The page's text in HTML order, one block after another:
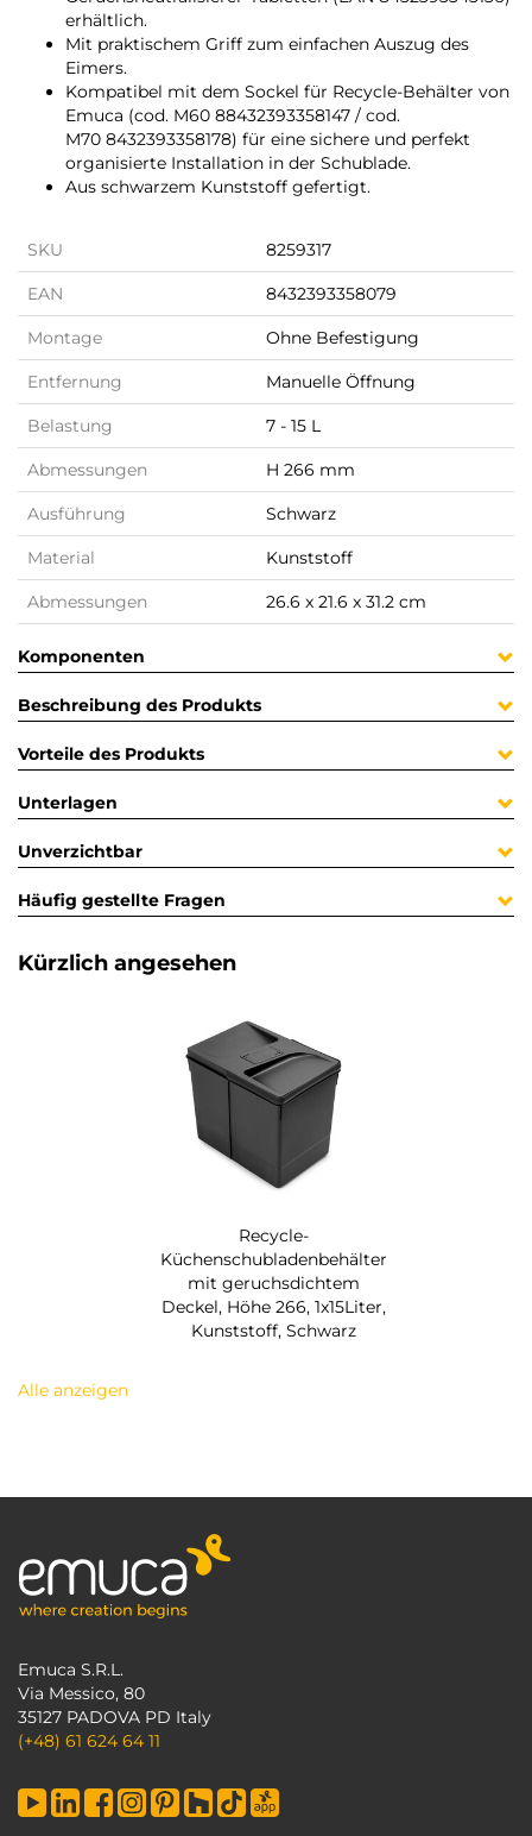
erhältlich.
Mit praktischem Griff zum einfachen Auszug des
Eimers.
Kompatibel mit dem Sockel für Recycle-Behälter von
Emuca (cod. M60 88432393358147 / cod.
M70 8432393358178) für eine sichere und perfekt
organisierte Installation in der Schublade.
Aus schwarzem Kunststoff gefertigt.
SKU 8259317
EAN 8432393358079
Montage Ohne Befestigung
Entfernung Manuelle Öffnung
Belastung 7 - 15 L
Abmessungen H 266 mm
Ausführung Schwarz
Material Kunststoff
Abmessungen 26.6 x 21.6 x 31.2 cm
Komponenten
Beschreibung des Produkts
Vorteile des Produkts
Unterlagen
Unverzichtbar
Häufig gestellte Fragen
Kürzlich angesehen
Recycle-
Küchenschubladenbehälter
mit geruchsdichtem
Deckel, Höhe 266, 1x15Liter,
Kunststoff, Schwarz
Alle anzeigen
Emuca S.R.L.
Via Messico, 80
35127 PADOVA PD Italy
(+48) 61 624 64 11